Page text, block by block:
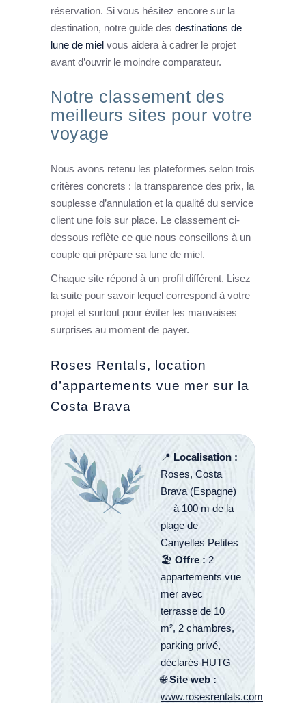
réservation. Si vous hésitez encore sur la
destination, notre guide des destinations de
lune de miel vous aidera à cadrer le projet
avant d’ouvrir le moindre comparateur.
Notre classement des
meilleurs sites pour votre
voyage
Nous avons retenu les plateformes selon trois
critères concrets : la transparence des prix, la
souplesse d’annulation et la qualité du service
client une fois sur place. Le classement ci-
dessous reflète ce que nous conseillons à un
couple qui prépare sa lune de miel.
Chaque site répond à un profil différent. Lisez
la suite pour savoir lequel correspond à votre
projet et surtout pour éviter les mauvaises
surprises au moment de payer.
Roses Rentals, location
d’appartements vue mer sur la
Costa Brava
📍 Localisation :
Roses, Costa
Brava (Espagne)
— à 100 m de la
plage de
Canyelles Petites
🏖️ Offre : 2
appartements vue
mer avec
terrasse de 10
m², 2 chambres,
parking privé,
déclarés HUTG
🌐Site web :
www.rosesrentals.com